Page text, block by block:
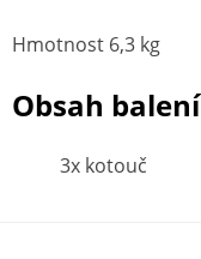
Hmotnost 6,3 kg
Obsah balení
3x kotouč